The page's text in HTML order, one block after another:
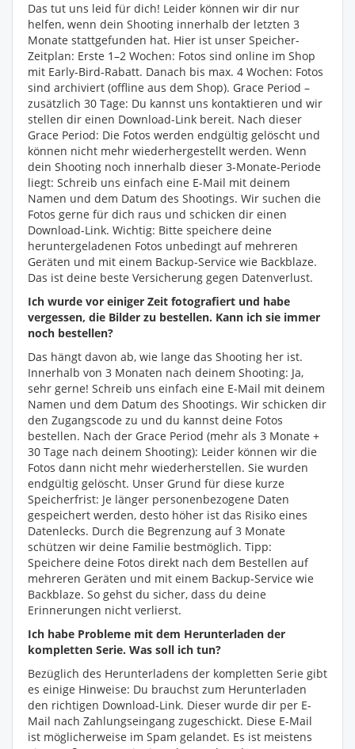
Das tut uns leid für dich! Leider können wir dir nur
helfen, wenn dein Shooting innerhalb der letzten 3
Monate stattgefunden hat. Hier ist unser Speicher-
Zeitplan: Erste 1–2 Wochen: Fotos sind online im Shop
mit Early-Bird-Rabatt. Danach bis max. 4 Wochen: Fotos
sind archiviert (offline aus dem Shop). Grace Period –
zusätzlich 30 Tage: Du kannst uns kontaktieren und wir
stellen dir einen Download-Link bereit. Nach dieser
Grace Period: Die Fotos werden endgültig gelöscht und
können nicht mehr wiederhergestellt werden. Wenn
dein Shooting noch innerhalb dieser 3-Monate-Periode
liegt: Schreib uns einfach eine E-Mail mit deinem
Namen und dem Datum des Shootings. Wir suchen die
Fotos gerne für dich raus und schicken dir einen
Download-Link. Wichtig: Bitte speichere deine
heruntergeladenen Fotos unbedingt auf mehreren
Geräten und mit einem Backup-Service wie Backblaze.
Das ist deine beste Versicherung gegen Datenverlust.
Ich wurde vor einiger Zeit fotografiert und habe
vergessen, die Bilder zu bestellen. Kann ich sie immer
noch bestellen?
Das hängt davon ab, wie lange das Shooting her ist.
Innerhalb von 3 Monaten nach deinem Shooting: Ja,
sehr gerne! Schreib uns einfach eine E-Mail mit deinem
Namen und dem Datum des Shootings. Wir schicken dir
den Zugangscode zu und du kannst deine Fotos
bestellen. Nach der Grace Period (mehr als 3 Monate +
30 Tage nach deinem Shooting): Leider können wir die
Fotos dann nicht mehr wiederherstellen. Sie wurden
endgültig gelöscht. Unser Grund für diese kurze
Speicherfrist: Je länger personenbezogene Daten
gespeichert werden, desto höher ist das Risiko eines
Datenlecks. Durch die Begrenzung auf 3 Monate
schützen wir deine Familie bestmöglich. Tipp:
Speichere deine Fotos direkt nach dem Bestellen auf
mehreren Geräten und mit einem Backup-Service wie
Backblaze. So gehst du sicher, dass du deine
Erinnerungen nicht verlierst.
Ich habe Probleme mit dem Herunterladen der
kompletten Serie. Was soll ich tun?
Bezüglich des Herunterladens der kompletten Serie gibt
es einige Hinweise: Du brauchst zum Herunterladen
den richtigen Download-Link. Dieser wurde dir per E-
Mail nach Zahlungseingang zugeschickt. Diese E-Mail
ist möglicherweise im Spam gelandet. Es ist meistens